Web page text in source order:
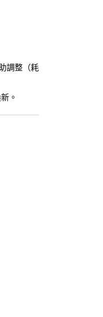
調整（耗
。